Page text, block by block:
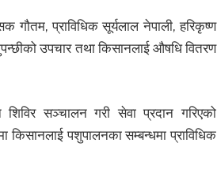
गौतम, प्राविधिक सूर्यलाल नेपाली, हरिकृष्ण
उपचार तथा किसानलाई औषधि वितरण
सञ्चालन गरी सेवा प्रदान गरिएको
पशुपालनका सम्बन्धमा प्राविधिक